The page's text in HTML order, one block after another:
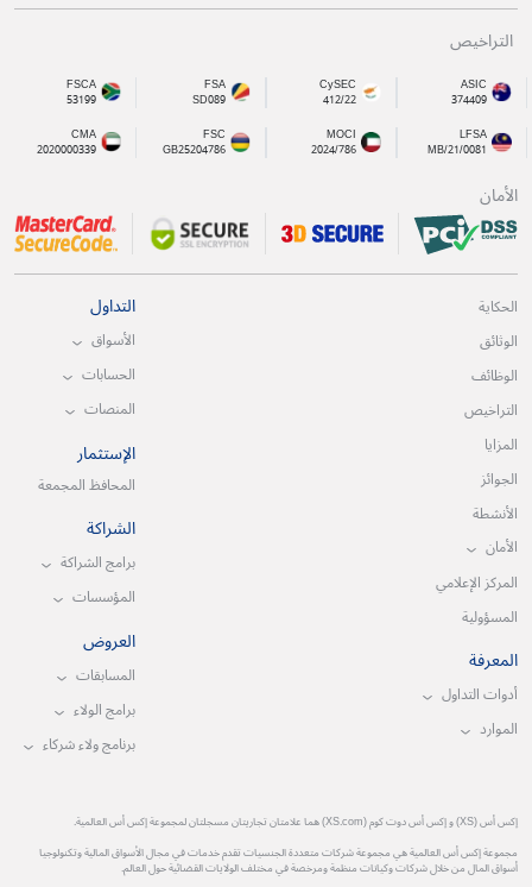
التراخيص
ASIC
374409
CySEC
412/22
FSA
SD089
FSCA
53199
LFSA
MB/21/0081
MOCI
2024/786
FSC
GB25204786
CMA
2020000339
الأمان
الحكاية
الوثائق
الوظائف
التراخيص
المزايا
الجوائز
الأنشطة
الأمان
المركز الإعلامي
المسؤولية
المعرفة
أدوات التداول
الموارد
التداول
الأسواق
الحسابات
المنصات
الإستثمار
المحافظ المجمعة
الشراكة
برامج الشراكة
المؤسسات
العروض
المسابقات
برامج الولاء
برنامج ولاء شركاء
إكس أس (XS) و إكس أس دوت كوم (XS.com) هما علامتان تجاريتان مسجلتان لمجموعة إكس أس العالمية.
مجموعة إكس أس العالمية هي مجموعة شركات متعددة الجنسيات تقدم خدمات في مجال الأسواق المالية وتكنولوجيا
أسواق المال من خلال شركات وكيانات منظمة ومرخصة في مختلف الولايات القضائية حول العالم.